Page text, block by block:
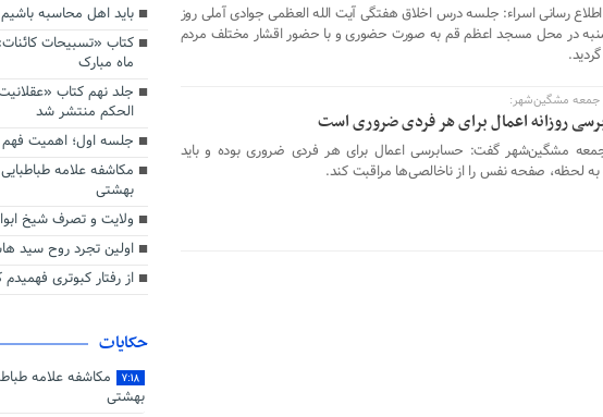
اطلاع رسانی اسراء: جلسه درس اخلاق هفتگی آیت الله العظمی جوادی آملی روز
در محل مسجد اعظم قم به صورت حضوری و با حضور اقشار مختلف مردم
جمعه مشگین‌شهر:
روزانه اعمال برای هر فردی ضروری است
مشگین‌شهر گفت: حسابرسی اعمال برای هر فردی ضروری بوده و باید
لحظه، صفحه نفس را از ناخالصی‌ها مراقبت کند.
باید اهل محاسبه باشیم
کتاب «تسبیحات
ماه مبارک
جلد نهم کتاب
الحکم منتشر شد
جلسه اول؛ اهمیت
مکاشفه علامه
بهشتی
ولایت و تصرف شیخ
اولین تجرد روح سید
از رفتار کبوتری
حکایات
۷:۱۸
مکاشفه علامه
بهشتی